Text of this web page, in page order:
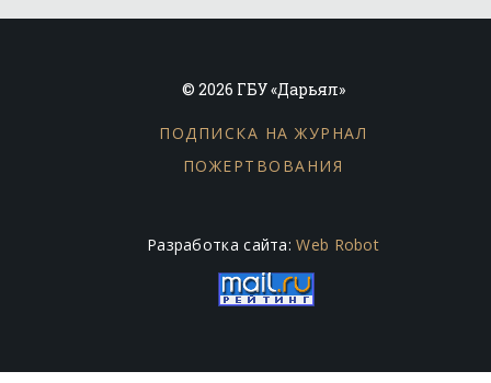
© 2026 ГБУ «Дарьял»
ПОДПИСКА НА ЖУРНАЛ
ПОЖЕРТВОВАНИЯ
Разработка сайта:Web Robot